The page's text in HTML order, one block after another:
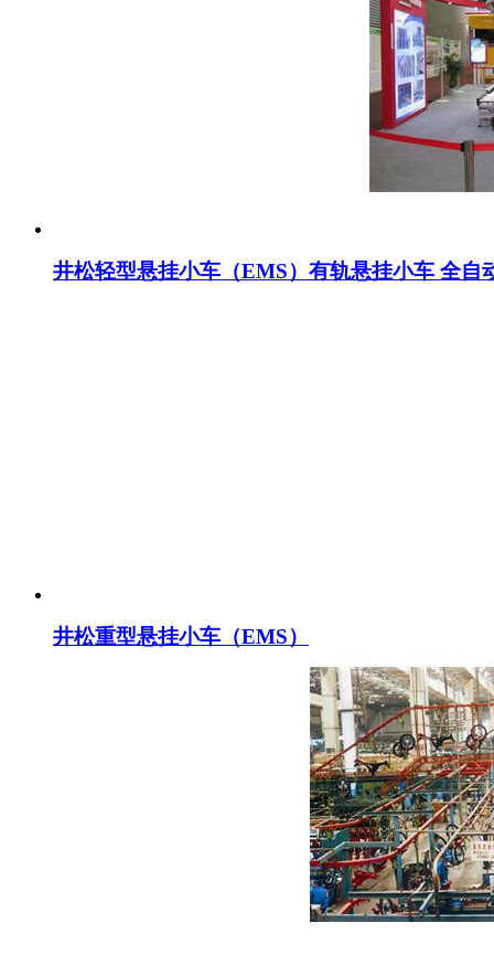
井松轻型悬挂小车（EMS）有轨悬挂小车 全自
井松重型悬挂小车（EMS）